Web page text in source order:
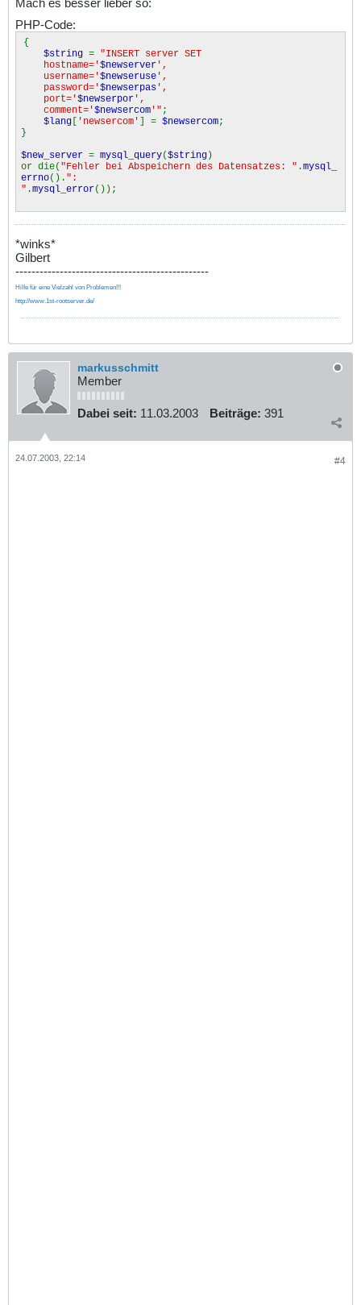
PHP-Code:
{
$string = "INSERT server SET
hostname='$newserver ',
username='$newseruse ',
password='$newserpas ',
port='$newserpor ',
comment='$newsercom '" ;
$lang [ 'newsercom' ] = $newsercom;
}
$new_server = mysql_query($string)
or die( "Fehler bei Abspeichern des Datensatzes: " .mysql_
errno(). ":
" .mysql_error());
*winks*
Gilbert
------------------------------------------------
Hilfe für eine Vielzahl von Problemen!!!
http://www.1st-rootserver.de/
markusschmitt
Member
Dabei seit: 11.03.2003 Beiträge: 391
#4
24.07.2003, 22:14